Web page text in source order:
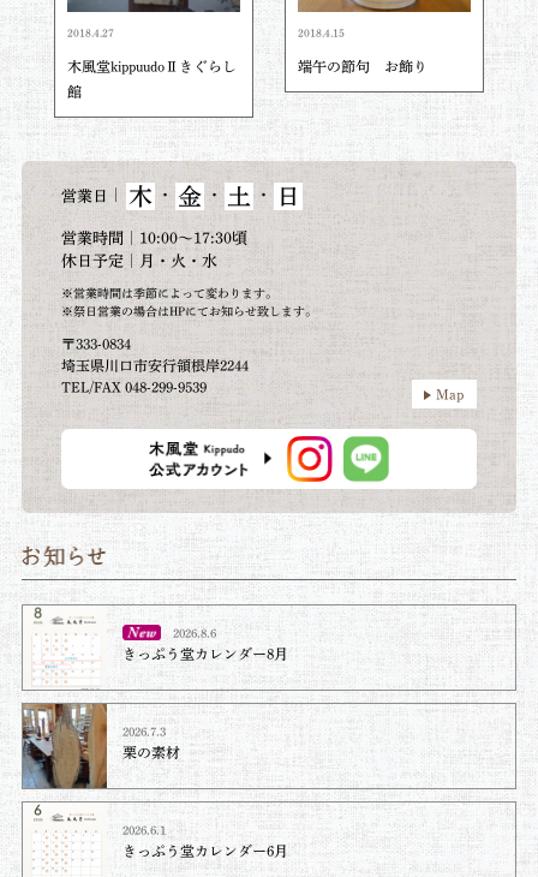
2018.4.27
木風堂kippuudoⅡきぐらし
館
2018.4.15
端午の節句 お飾り
営業日 木 ・ 金 ・ 土 ・ 日
営業時間｜10:00～17:30頃
休日予定｜月・火・水
※営業時間は季節によって変わります。
※祭日営業の場合はHPにてお知らせ致します。
〒333-0834
埼玉県川口市安行領根岸2244
TEL/FAX 048-299-9539
Map
2026.8.6
きっぷう堂カレンダー8月
2026.7.3
栗の素材
2026.6.1
きっぷう堂カレンダー6月